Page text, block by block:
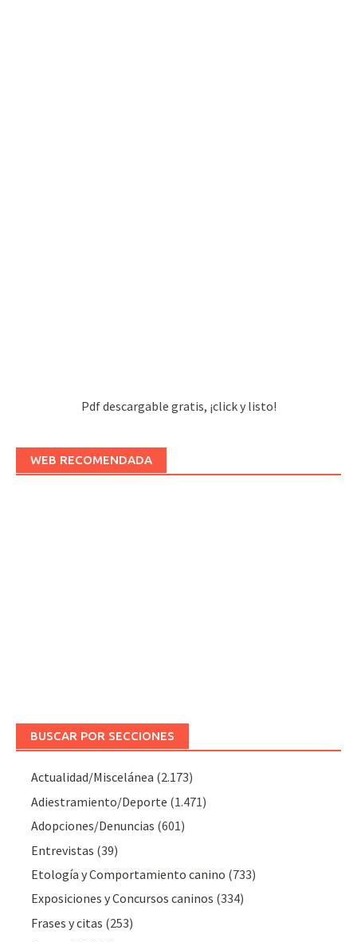
Pdf descargable gratis, ¡click y listo!
WEB RECOMENDADA
BUSCAR POR SECCIONES
Actualidad/Miscelánea (2.173)
Adiestramiento/Deporte (1.471)
Adopciones/Denuncias (601)
Entrevistas (39)
Etología y Comportamiento canino (733)
Exposiciones y Concursos caninos (334)
Frases y citas (253)